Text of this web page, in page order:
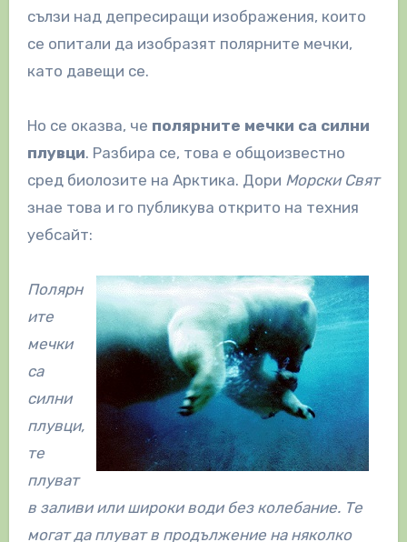
сълзи над депресиращи изображения, които
се опитали да изобразят полярните мечки,
като давещи се.
Но се оказва, че полярните мечки са силни
плувци. Разбира се, това е общоизвестно
сред биолозите на Арктика. Дори Морски Свят
знае това и го публикува открито на техния
уебсайт:
Полярн
ите
мечки
са
силни
плувци,
те
плуват
в заливи или широки води без колебание. Те
могат да плуват в продължение на няколко